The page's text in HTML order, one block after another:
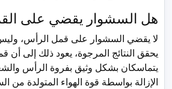
هل السشوار يقضي على
لا يقضي السشوار على قمل الرأس،
يحقق النتائج المرجوة، يعود ذلك إلى
يتماسكان بشكل وثيق بفروة الرأس
الإزالة بواسطة قوة الهواء المتولدة من